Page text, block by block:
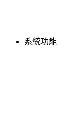
系統功能